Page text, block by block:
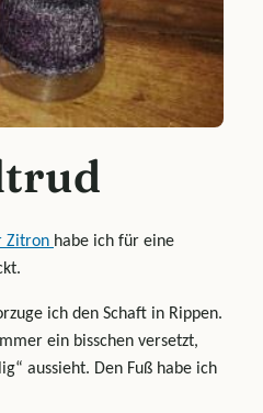
Zitron habe ich für eine
ich den Schaft in Rippen.
ein bisschen versetzt,
aussieht. Den Fuß habe ich